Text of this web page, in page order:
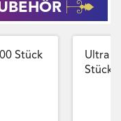
Stück
Ultra
Stück